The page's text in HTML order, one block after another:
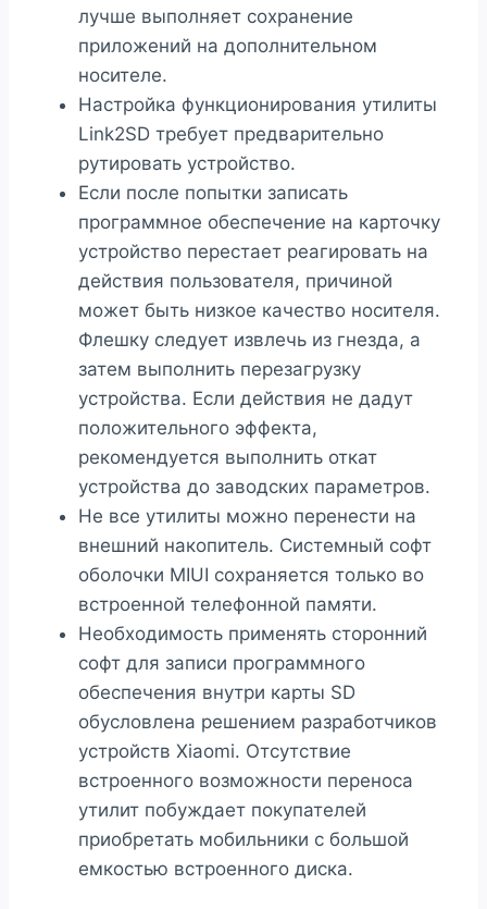
лучше выполняет сохранение
приложений на дополнительном
носителе.
Настройка функционирования утилиты
Link2SD требует предварительно
рутировать устройство.
Если после попытки записать
программное обеспечение на карточку
устройство перестает реагировать на
действия пользователя, причиной
может быть низкое качество носителя.
Флешку следует извлечь из гнезда, а
затем выполнить перезагрузку
устройства. Если действия не дадут
положительного эффекта,
рекомендуется выполнить откат
устройства до заводских параметров.
Не все утилиты можно перенести на
внешний накопитель. Системный софт
оболочки MIUI сохраняется только во
встроенной телефонной памяти.
Необходимость применять сторонний
софт для записи программного
обеспечения внутри карты SD
обусловлена решением разработчиков
устройств Xiaomi. Отсутствие
встроенного возможности переноса
утилит побуждает покупателей
приобретать мобильники с большой
емкостью встроенного диска.